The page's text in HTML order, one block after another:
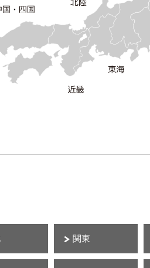
関東